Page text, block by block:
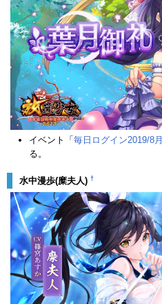
イベント「毎日ログイン2019/8月
る。
水中漫歩(糜夫人) †